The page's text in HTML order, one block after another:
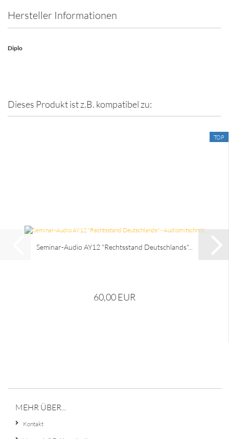
Hersteller Informationen
Diplo
Dieses Produkt ist z.B. kompatibel zu:
TOP
Seminar-Audio AY12 "Rechtsstand Deutschlands"...
60,00 EUR
MEHR ÜBER...
Kontakt